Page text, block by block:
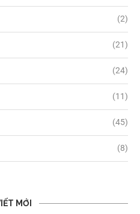
(2)
(21)
(24)
(11)
(45)
(8)
MỚI